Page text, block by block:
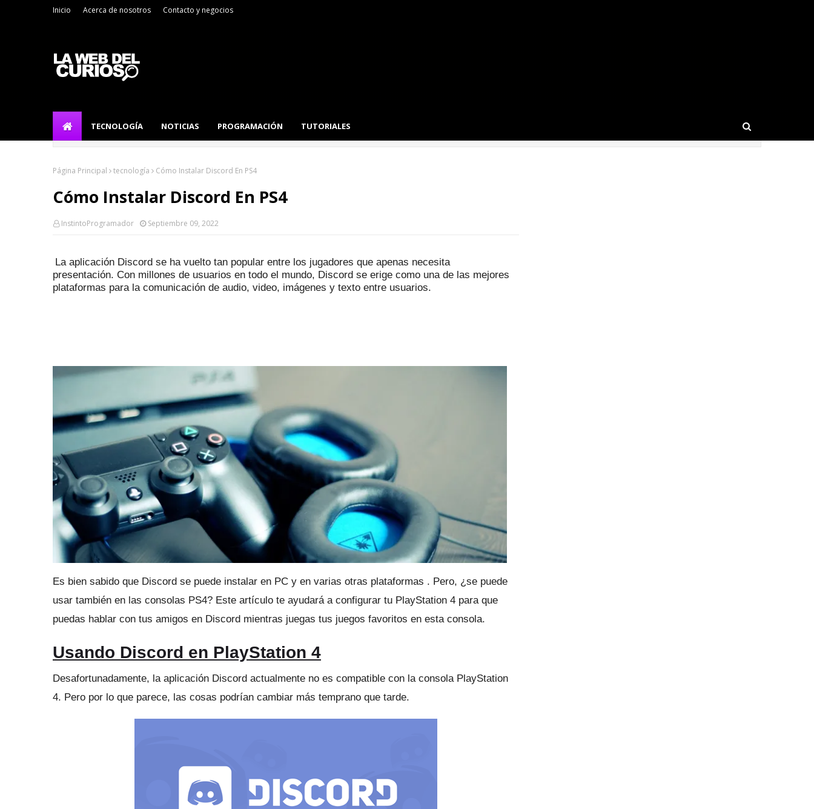
Inicio Acerca de nosotros Contacto y negocios
TECNOLOGÍA NOTICIAS PROGRAMACIÓN TUTORIALES
Página Principal tecnología Cómo Instalar Discord En PS4
Cómo Instalar Discord En PS4
InstintoProgramador Septiembre 09, 2022
La aplicación Discord se ha vuelto tan popular entre los jugadores que apenas necesita
presentación. Con millones de usuarios en todo el mundo, Discord se erige como una de las mejores
plataformas para la comunicación de audio, video, imágenes y texto entre usuarios.
Es bien sabido que Discord se puede instalar en PC y en varias otras plataformas . Pero, ¿se puede
usar también en las consolas PS4? Este artículo te ayudará a configurar tu PlayStation 4 para que
puedas hablar con tus amigos en Discord mientras juegas tus juegos favoritos en esta consola.
Usando Discord en PlayStation 4
Desafortunadamente, la aplicación Discord actualmente no es compatible con la consola PlayStation
4. Pero por lo que parece, las cosas podrían cambiar más temprano que tarde.